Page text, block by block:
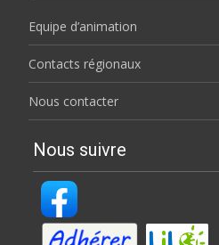
Equipe d’animation
Contacts régionaux
Nous contacter
Nous suivre